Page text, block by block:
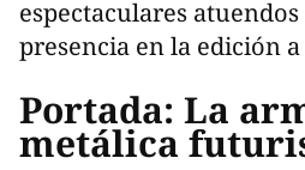
espectaculares
presencia en la edición
Portada: La
metálica